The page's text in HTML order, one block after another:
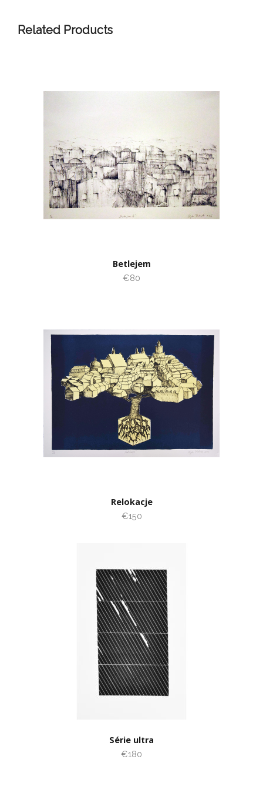
Related Products
Betlejem
€80
Relokacje
€150
Série ultra
€180